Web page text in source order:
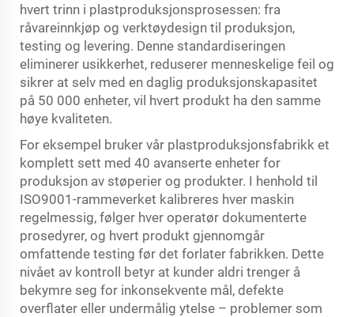
hvert trinn i plastproduksjonsprosessen: fra
råvareinnkjøp og verktøydesign til produksjon,
testing og levering. Denne standardiseringen
eliminerer usikkerhet, reduserer menneskelige feil og
sikrer at selv med en daglig produksjonskapasitet
på 50 000 enheter, vil hvert produkt ha den samme
høye kvaliteten.
For eksempel bruker vår plastproduksjonsfabrikk et
komplett sett med 40 avanserte enheter for
produksjon av støperier og produkter. I henhold til
ISO9001-rammeverket kalibreres hver maskin
regelmessig, følger hver operatør dokumenterte
prosedyrer, og hvert produkt gjennomgår
omfattende testing før det forlater fabrikken. Dette
nivået av kontroll betyr at kunder aldri trenger å
bekymre seg for inkonsekvente mål, defekte
overflater eller undermålig ytelse – problemer som